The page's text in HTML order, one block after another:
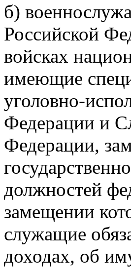
б)
Российской
войсках
имеющие
уголовно-
Федерации и
Федерации,
должностей
замещении
служащие
доходах, об